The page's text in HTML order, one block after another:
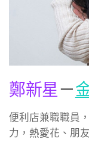
鄭新星－
便利店兼職職員
力，熱愛花、朋